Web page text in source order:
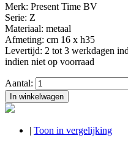
Merk: Present Time BV
Serie: Z
Materiaal: metaal
Afmeting: cm 16 x h35
Levertijd: 2 tot 3 werkdagen
indien niet op voorraad
Aantal:
In winkelwagen
| Toon in vergelijking